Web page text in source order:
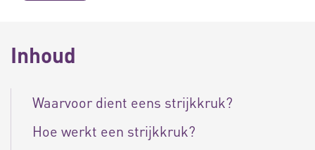
Inhoud
Waarvoor dient eens strijkkruk?
Hoe werkt een strijkkruk?